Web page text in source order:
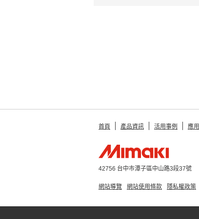
首頁 產品資訊 活用事例 應
42756 台中市潭子區中山路3段37號
網站導覽 網站使用條款 隱私權政策